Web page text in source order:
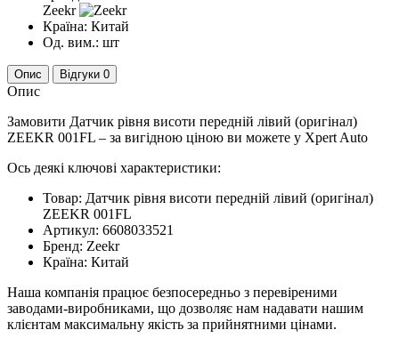
Zeekr
Країна: Китай
Од. вим.: шт
Опис Відгуки 0
Опис
Замовити Датчик рівня висоти передній лівий (оригінал)
ZEEKR 001FL – за вигідною ціною ви можете у Xpert Auto
Ось деякі ключові характеристики:
Товар: Датчик рівня висоти передній лівий (оригінал)
ZEEKR 001FL
Артикул: 6608033521
Бренд: Zeekr
Країна: Китай
Наша компанія працює безпосередньо з перевіреними
заводами-виробниками, що дозволяє нам надавати нашим
клієнтам максимальну якість за прийнятними цінами.